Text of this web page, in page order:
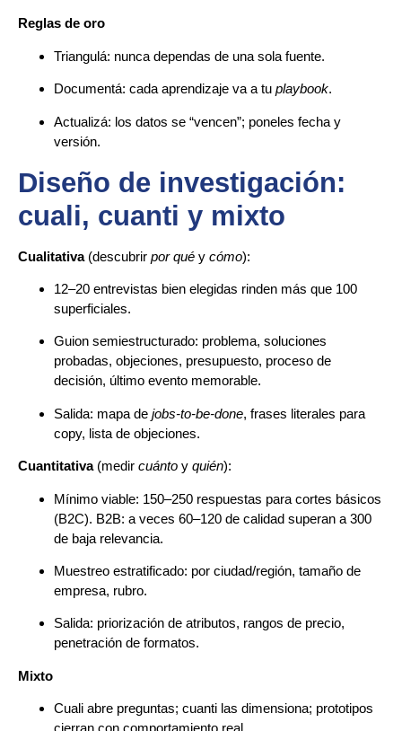
Reglas de oro
Triangulá: nunca dependas de una sola fuente.
Documentá: cada aprendizaje va a tu playbook.
Actualizá: los datos se “vencen”; poneles fecha y
versión.
Diseño de investigación:
cuali, cuanti y mixto
Cualitativa(descubrir por qué y cómo):
12–20 entrevistas bien elegidas rinden más que 100
superficiales.
Guion semiestructurado: problema, soluciones
probadas, objeciones, presupuesto, proceso de
decisión, último evento memorable.
Salida: mapa de jobs-to-be-done, frases literales para
copy, lista de objeciones.
Cuantitativa(medir cuánto y quién):
Mínimo viable: 150–250 respuestas para cortes básicos
(B2C). B2B: a veces 60–120 de calidad superan a 300
de baja relevancia.
Muestreo estratificado: por ciudad/región, tamaño de
empresa, rubro.
Salida: priorización de atributos, rangos de precio,
penetración de formatos.
Mixto
Cuali abre preguntas; cuanti las dimensiona; prototipos